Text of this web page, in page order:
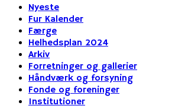
Nyeste
Fur Kalender
Færge
Helhedsplan 2024
Arkiv
Forretninger og gallerier
Håndværk og forsyning
Fonde og foreninger
Institutioner